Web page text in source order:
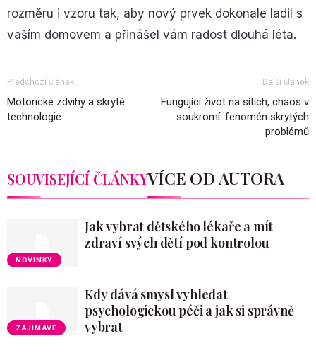
rozměru i vzoru tak, aby nový prvek dokonale ladil s
vaším domovem a přinášel vám radost dlouhá léta.
Předchozí článek
Motorické zdvihy a skryté
technologie
Další článek
Fungující život na sítích, chaos v
soukromí: fenomén skrytých
problémů
SOUVISEJÍCÍ ČLÁNKYVÍCE OD AUTORA
NOVINKY
Jak vybrat dětského lékaře a mít
zdraví svých dětí pod kontrolou
ZAJÍMAVÉ
Kdy dává smysl vyhledat
psychologickou péči a jak si správně
vybrat